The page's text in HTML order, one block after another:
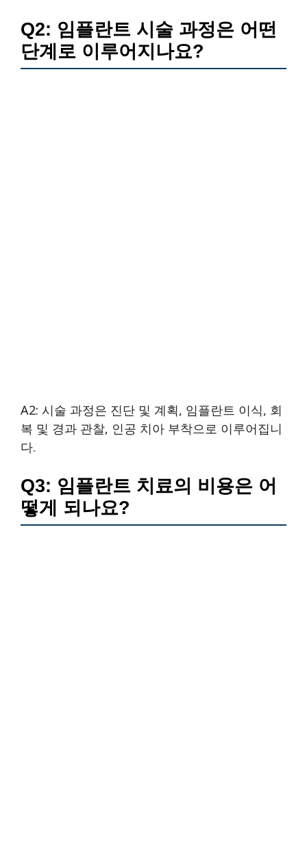
Q2: 임플란트 시술 과정은 어떤
단계로 이루어지나요?
A2: 시술 과정은 진단 및 계획, 임플란트 이식, 회
복 및 경과 관찰, 인공 치아 부착으로 이루어집니
다.
Q3: 임플란트 치료의 비용은 어
떻게 되나요?